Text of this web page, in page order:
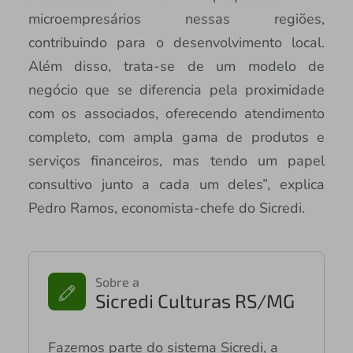
microempresários nessas regiões,
contribuindo para o desenvolvimento local.
Além disso, trata-se de um modelo de
negócio que se diferencia pela proximidade
com os associados, oferecendo atendimento
completo, com ampla gama de produtos e
serviços financeiros, mas tendo um papel
consultivo junto a cada um deles”, explica
Pedro Ramos, economista-chefe do Sicredi.
Sobre a
Sicredi Culturas RS/MG
Fazemos parte do sistema Sicredi, a